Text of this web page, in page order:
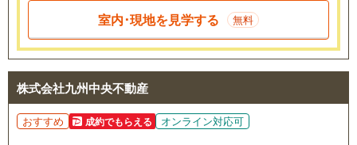
室内･現地を見学する 無料
株式会社九州中央不動産
おすすめ 成約でもらえる オンライン対応可